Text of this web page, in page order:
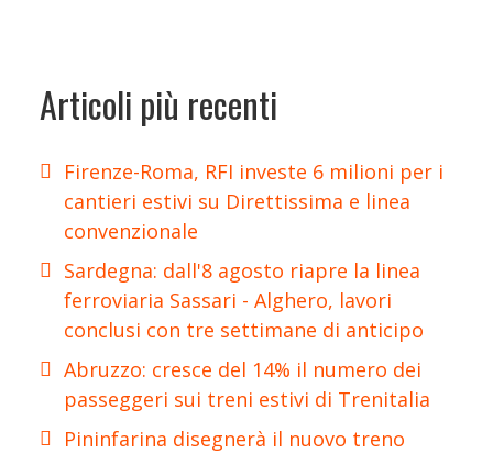
Articoli più recenti
Firenze-Roma, RFI investe 6 milioni per i
cantieri estivi su Direttissima e linea
convenzionale
Sardegna: dall'8 agosto riapre la linea
ferroviaria Sassari - Alghero, lavori
conclusi con tre settimane di anticipo
Abruzzo: cresce del 14% il numero dei
passeggeri sui treni estivi di Trenitalia
Pininfarina disegnerà il nuovo treno